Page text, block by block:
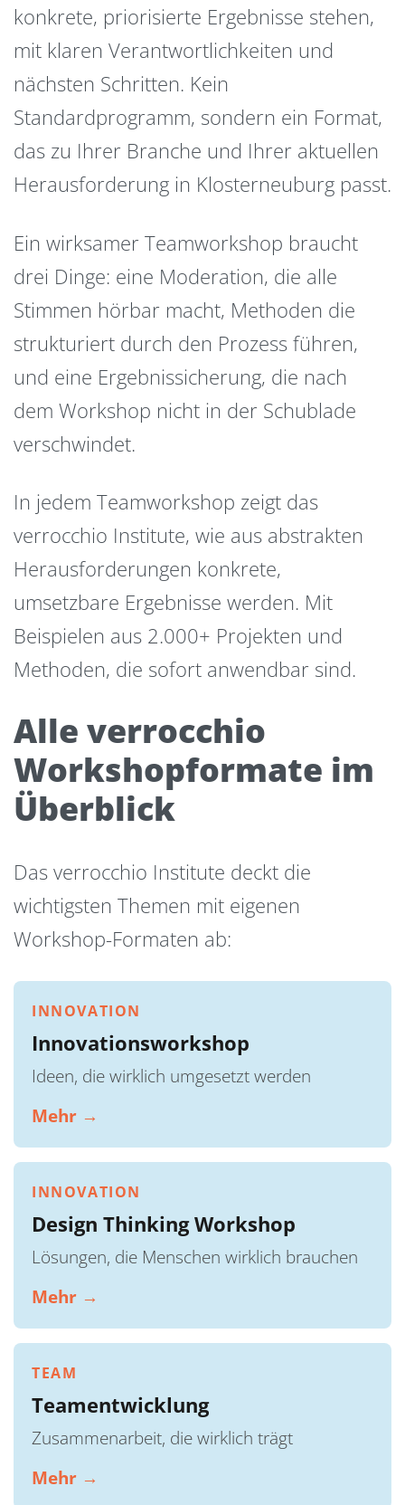
konkrete, priorisierte Ergebnisse stehen,
mit klaren Verantwortlichkeiten und
nächsten Schritten. Kein
Standardprogramm, sondern ein Format,
das zu Ihrer Branche und Ihrer aktuellen
Herausforderung in Klosterneuburg passt.
Ein wirksamer Teamworkshop braucht
drei Dinge: eine Moderation, die alle
Stimmen hörbar macht, Methoden die
strukturiert durch den Prozess führen,
und eine Ergebnissicherung, die nach
dem Workshop nicht in der Schublade
verschwindet.
In jedem Teamworkshop zeigt das
verrocchio Institute, wie aus abstrakten
Herausforderungen konkrete,
umsetzbare Ergebnisse werden. Mit
Beispielen aus 2.000+ Projekten und
Methoden, die sofort anwendbar sind.
Alle verrocchio
Workshopformate im
Überblick
Das verrocchio Institute deckt die
wichtigsten Themen mit eigenen
Workshop-Formaten ab:
INNOVATION
Innovationsworkshop
Ideen, die wirklich umgesetzt werden
Mehr →
INNOVATION
Design Thinking Workshop
Lösungen, die Menschen wirklich brauchen
Mehr →
TEAM
Teamentwicklung
Zusammenarbeit, die wirklich trägt
Mehr →